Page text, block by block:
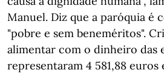
Manuel. Diz que a paróquia é
"pobre e sem beneméritos".
alimentar com o dinheiro das
representaram 4 581,88 euros